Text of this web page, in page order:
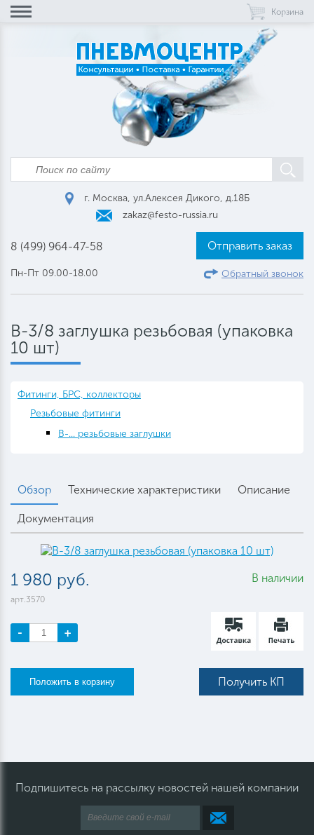
Корзина
г. Москва, ул.Алексея Дикого, д.18Б
zakaz@festo-russia.ru
8 (499) 964-47-58
Пн-Пт 09.00-18.00
Отправить заказ
Обратный звонок
B-3/8 заглушка резьбовая (упаковка
10 шт)
Фитинги, БРС, коллекторы
Резьбовые фитинги
B-... резьбовые заглушки
Обзор Технические характеристики Описание
Документация
1 980 руб.
арт.3570
В наличии
- +
Получить КП
Подпишитесь на рассылку новостей нашей компании